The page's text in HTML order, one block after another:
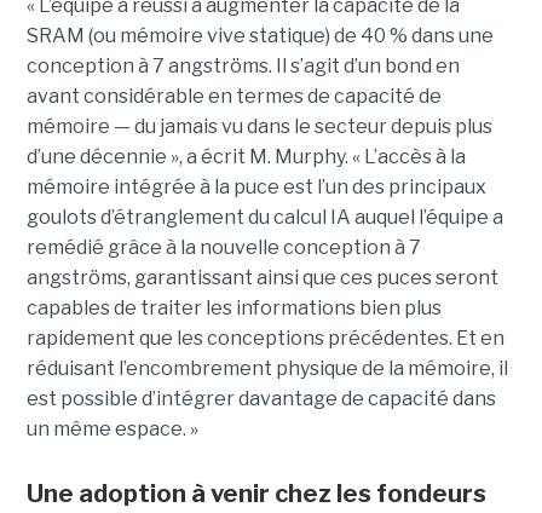
« L’équipe a réussi à augmenter la capacité de la
SRAM (ou mémoire vive statique) de 40 % dans une
conception à 7 angströms. Il s’agit d’un bond en
avant considérable en termes de capacité de
mémoire — du jamais vu dans le secteur depuis plus
d’une décennie », a écrit M. Murphy. « L’accès à la
mémoire intégrée à la puce est l’un des principaux
goulots d’étranglement du calcul IA auquel l’équipe a
remédié grâce à la nouvelle conception à 7
angströms, garantissant ainsi que ces puces seront
capables de traiter les informations bien plus
rapidement que les conceptions précédentes. Et en
réduisant l’encombrement physique de la mémoire, il
est possible d’intégrer davantage de capacité dans
un même espace. »
Une adoption à venir chez les fondeurs